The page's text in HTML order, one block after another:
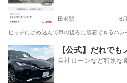
田沢駅 8
ヒッチにはめ込んで車の後ろに装着できるハ
長野 安曇野市 田沢駅 その他
【公式】だれでも
自社ローンなど特別な